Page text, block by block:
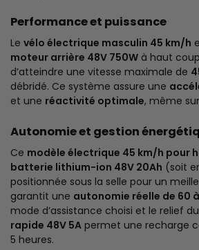
Performance et puissance
Le vélo électrique masculin 45 km/h
moteur arrière 48V 750W à haut
d’atteindre une vitesse maximale de
débridé. Ce système assure une
et une réactivité optimale, même
Autonomie et gestion
Ce modèle électrique 45 km/h pour
batterie lithium-ion 48V 20Ah (soit
positionnée sous la selle pour un
garantit une autonomie réelle de 60
mode d’assistance choisi et le relief
rapide 48V 5A permet une recharge
5 heures.